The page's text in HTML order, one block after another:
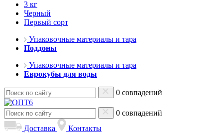
3 кг
Черный
Первый сорт
Упаковочные материалы и тара
Поддоны
Упаковочные материалы и тара
Еврокубы для воды
0 совпадений
0 совпадений
Доставка
Контакты